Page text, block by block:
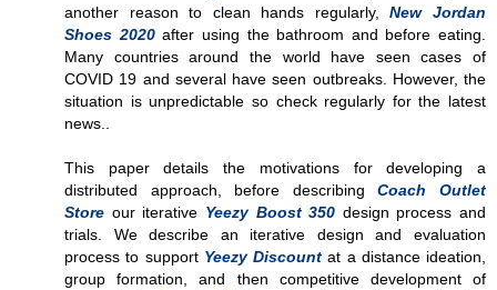
another reason to clean hands regularly,New Jordan
Shoes 2020after using the bathroom and before eating.
Many countries around the world have seen cases of
COVID 19 and several have seen outbreaks. However, the
situation is unpredictable so check regularly for the latest
news..
This paper details the motivations for developing a
distributed approach, before describingCoach Outlet
Store our iterative Yeezy Boost 350 design process and
trials. We describe an iterative design and evaluation
process to support Yeezy Discount at a distance ideation,
group formation, and then competitive development of